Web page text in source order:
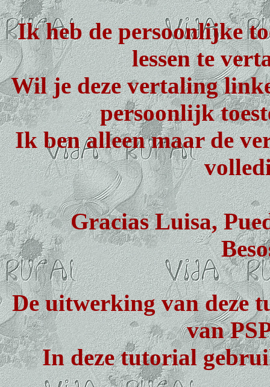
Ik heb de persoonlijke
lessen te
Wil je deze vertaling
persoonlijk
Ik ben alleen maar de
Gracias Luisa,
De uitwerking van deze
van
In deze tutorial